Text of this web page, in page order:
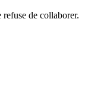
de collaborer.